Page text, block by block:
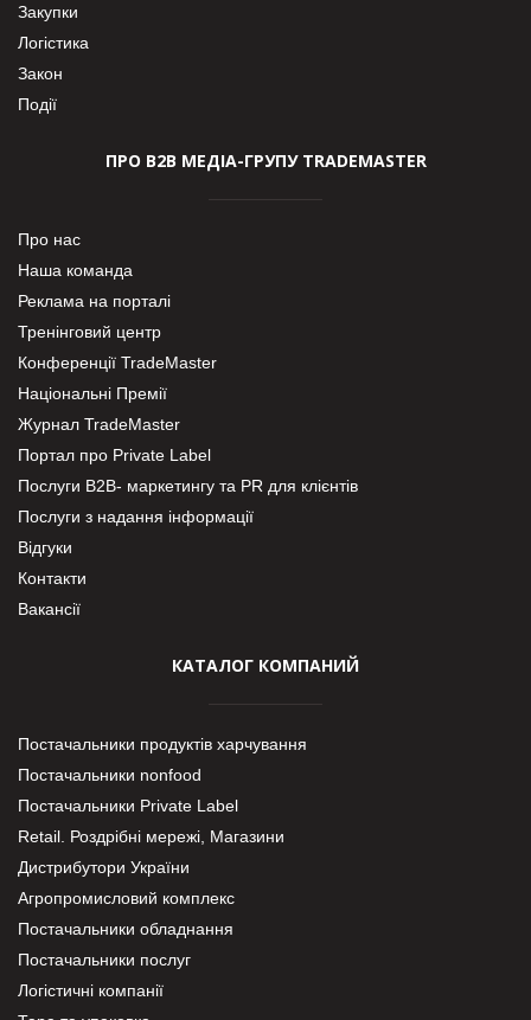
Закупки
Логістика
Закон
Події
ПРО В2В МЕДІА-ГРУПУ TRADEMASTER
Про нас
Наша команда
Реклама на порталі
Тренінговий центр
Конференції TradeMaster
Національні Премії
Журнал TradeMaster
Портал про Private Label
Послуги В2В- маркетингу та PR для клієнтів
Послуги з надання інформації
Відгуки
Контакти
Вакансії
КАТАЛОГ КОМПАНИЙ
Постачальники продуктів харчування
Постачальники nonfood
Постачальники Private Label
Retail. Роздрібні мережі, Магазини
Дистрибутори України
Агропромисловий комплекс
Постачальники обладнання
Постачальники послуг
Логістичні компанії